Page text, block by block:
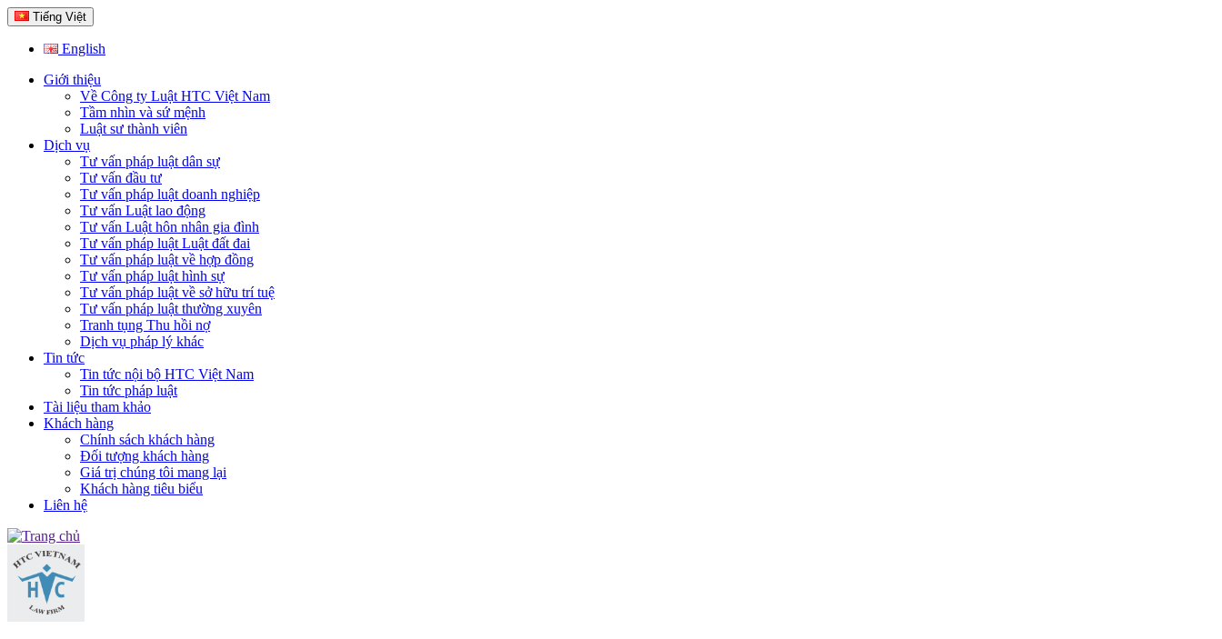
Tiếng Việt
English
Giới thiệu
Về Công ty Luật HTC Việt Nam
Tầm nhìn và sứ mệnh
Luật sư thành viên
Dịch vụ
Tư vấn pháp luật dân sự
Tư vấn đầu tư
Tư vấn pháp luật doanh nghiệp
Tư vấn Luật lao động
Tư vấn Luật hôn nhân gia đình
Tư vấn pháp luật Luật đất đai
Tư vấn pháp luật về hợp đồng
Tư vấn pháp luật hình sự
Tư vấn pháp luật về sở hữu trí tuệ
Tư vấn pháp luật thường xuyên
Tranh tụng Thu hồi nợ
Dịch vụ pháp lý khác
Tin tức
Tin tức nội bộ HTC Việt Nam
Tin tức pháp luật
Tài liệu tham khảo
Khách hàng
Chính sách khách hàng
Đối tượng khách hàng
Giá trị chúng tôi mang lại
Khách hàng tiêu biểu
Liên hệ